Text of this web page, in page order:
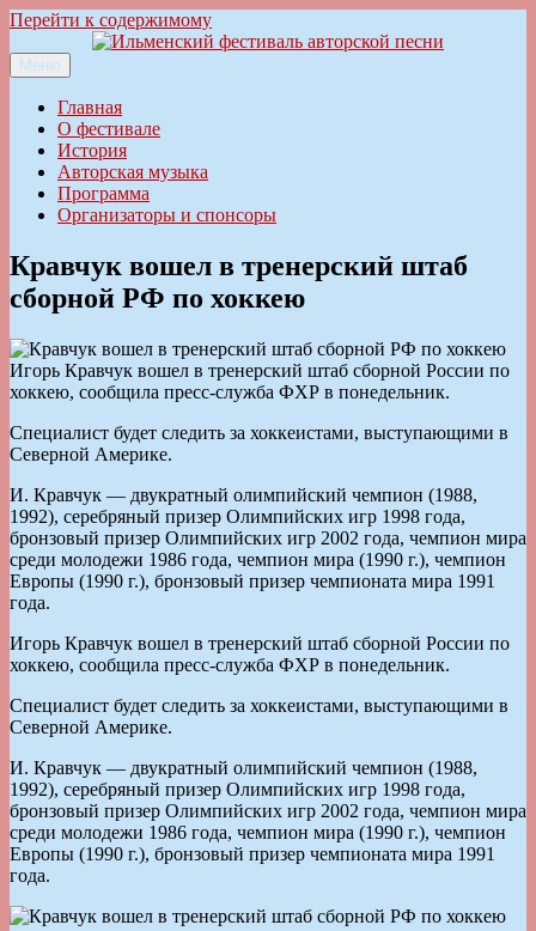
Перейти к содержимому
Ильменский фестиваль авторской песни
Меню
Главная
О фестивале
История
Авторская музыка
Программа
Организаторы и спонсоры
Кравчук вошел в тренерский штаб
сборной РФ по хоккею
Игорь Кравчук вошел в тренерский штаб сборной России по
хоккею, сообщила пресс-служба ФХР в понедельник.
Специалист будет следить за хоккеистами, выступающими в
Северной Америке.
И. Кравчук — двукратный олимпийский чемпион (1988,
1992), серебряный призер Олимпийских игр 1998 года,
бронзовый призер Олимпийских игр 2002 года, чемпион мира
среди молодежи 1986 года, чемпион мира (1990 г.), чемпион
Европы (1990 г.), бронзовый призер чемпионата мира 1991
года.
Игорь Кравчук вошел в тренерский штаб сборной России по
хоккею, сообщила пресс-служба ФХР в понедельник.
Специалист будет следить за хоккеистами, выступающими в
Северной Америке.
И. Кравчук — двукратный олимпийский чемпион (1988,
1992), серебряный призер Олимпийских игр 1998 года,
бронзовый призер Олимпийских игр 2002 года, чемпион мира
среди молодежи 1986 года, чемпион мира (1990 г.), чемпион
Европы (1990 г.), бронзовый призер чемпионата мира 1991
года.